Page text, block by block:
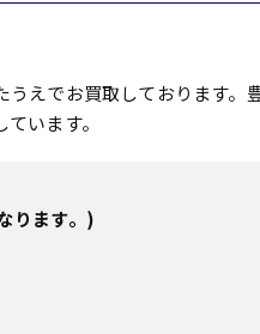
えでお買取しております。
います。
ります。)